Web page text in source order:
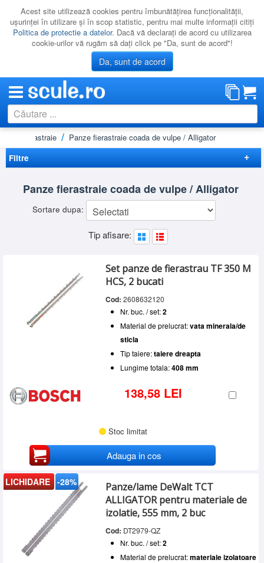
Acest site utilizează cookies pentru îmbunătăţirea funcţionalităţii,
uşurinţei în utilizare şi în scop statistic, pentru mai multe informaţii citiţi
Politica de protectie a datelor. Dacă vă declaraţi de acord cu utilizarea
cookie-urilor vă rugăm să daţi click pe "Da, sunt de acord"!
Da, sunt de acord
CATEGORII
PROMOTII
RESIGILATE
LICHIDARE
fierastraie
Panze fierastraie coada de vulpe / Alligator
Filtre
Elimina filtrele
Disponibilitate
250 - 300 mm(3)
300 - 400 mm
400 - 500 mm
Peste 500 mm
Lungime utila taiere
Peste 200 mm
Material de prelucrat
BCA
materiale izolatoare pe baza de canepa(1)
panouri din fibre vegetale(1)
vata minerala/de sticla
(2)
Nr. buc. / set
Panze fierastraie coada de vulpe / Alligator
Sortare dupa:
Tip afisare:
Set panze de fierastrau TF 350 M
HCS, 2 bucati
Cod: 2608632120
Nr. buc. / set:2
Material de prelucrat:vata minerala/de
sticla
Tip taiere:taiere dreapta
Lungime totala:408 mm
138,58 LEI
Stoc limitat
Adauga in cos
LICHIDARE -28%
Panze/lame DeWalt TCT
ALLIGATOR pentru materiale de
izolatie, 555 mm, 2 buc
Cod: DT2979-QZ
Nr. buc. / set:2
Material de prelucrat:materiale izolatoare